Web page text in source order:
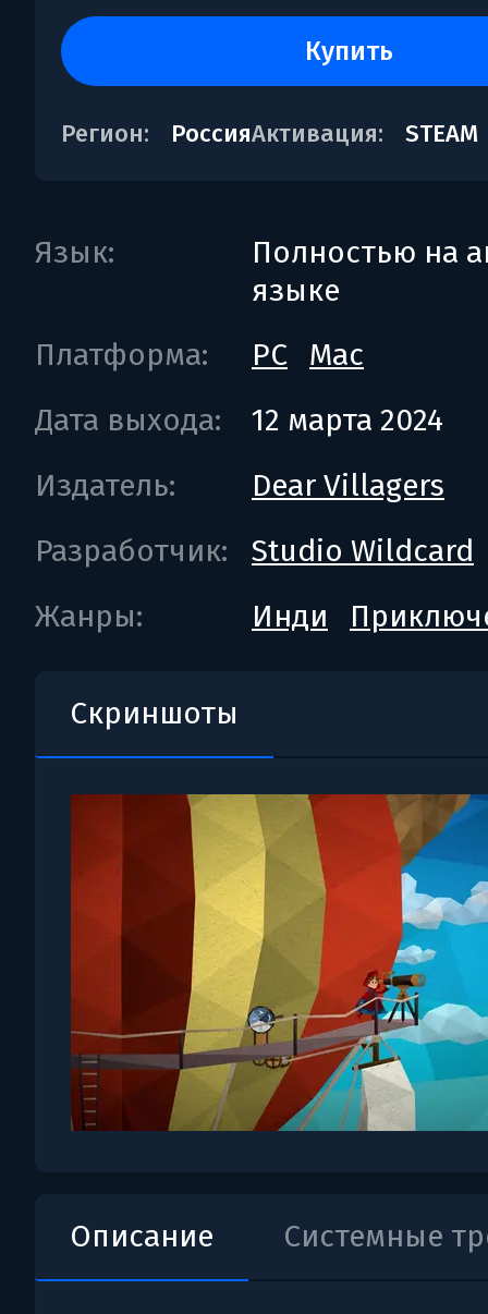
купить
Регион: РоссияАктивация: STEAM
Язык:
Полностью на
языке
Платформа:
PC
Mac
Дата выхода:
12 марта 2024
Издатель:
Dear Villagers
Разработчик:
Studio Wildcard
Жанры:
Инди
Скриншоты
Описание Системные